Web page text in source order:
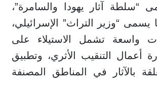
“سلطة آثار يهودا والسامرة”،
يسمى “وزير التراث” الإسرائيلي،
واسعة تشمل الاستيلاء على
أعمال التنقيب الأثري، وتطبيق
بالآثار في المناطق المصنفة